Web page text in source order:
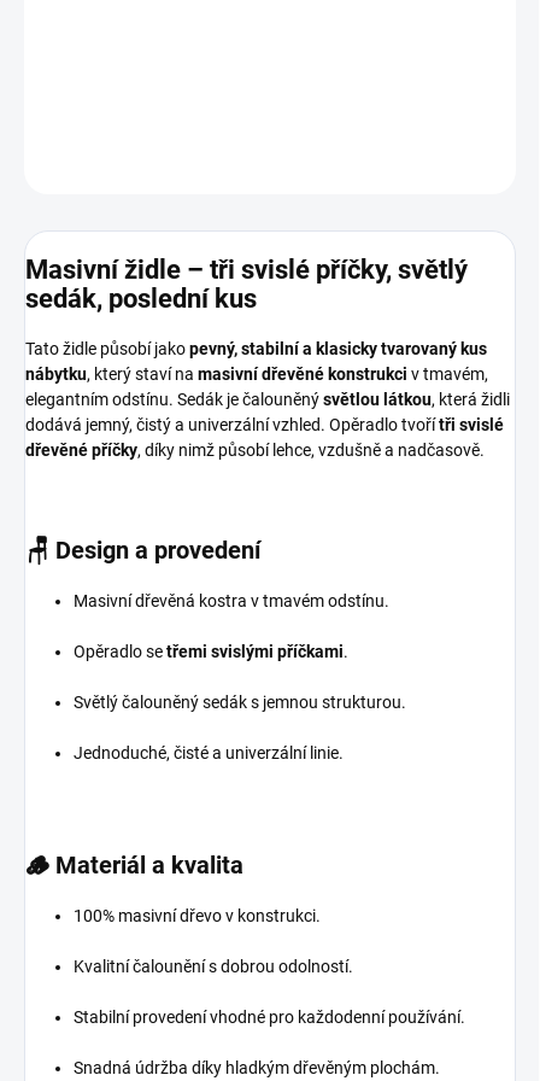
Masivní židle – tři svislé příčky, světlý
sedák, poslední kus
Tato židle působí jakopevný, stabilní a klasicky tvarovaný kus
nábytku, který staví na masivní dřevěné konstrukci v tmavém,
elegantním odstínu. Sedák je čalouněnýsvětlou látkou, která židli
dodává jemný, čistý a univerzální vzhled. Opěradlo tvořítři svislé
dřevěné příčky, díky nimž působí lehce, vzdušně a nadčasově.
🪑 Design a provedení
Masivní dřevěná kostra v tmavém odstínu.
Opěradlo setřemi svislými příčkami.
Světlý čalouněný sedák s jemnou strukturou.
Jednoduché, čisté a univerzální linie.
🪵 Materiál a kvalita
100% masivní dřevo v konstrukci.
Kvalitní čalounění s dobrou odolností.
Stabilní provedení vhodné pro každodenní používání.
Snadná údržba díky hladkým dřevěným plochám.